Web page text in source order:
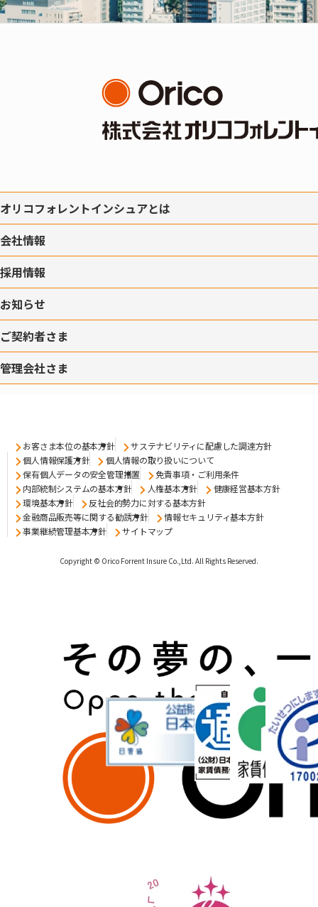
オリコフォレントインシュアとは
会社情報
採用情報
お知らせ
ご契約者さま
管理会社さま
お客さま本位の基本方針
サステナビリティに配慮した調達方針
個人情報保護方針
個人情報の取り扱いについて
保有個人データの安全管理措置
免責事項・ご利用条件
内部統制システムの基本方針
人権基本方針
健康経営基本方針
環境基本方針
反社会的勢力に対する基本方針
金融商品販売等に関する勧誘方針
情報セキュリティ基本方針
事業継続管理基本方針
サイトマップ
Copyright © Orico Forrent Insure Co.,Ltd. All Rights Reserved.